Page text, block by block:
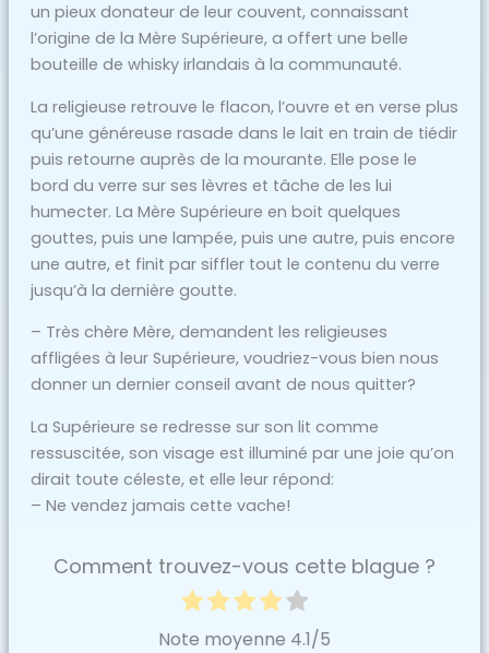
un pieux donateur de leur couvent, connaissant
l’origine de la Mère Supérieure, a offert une belle
bouteille de whisky irlandais à la communauté.
La religieuse retrouve le flacon, l’ouvre et en verse plus
qu’une généreuse rasade dans le lait en train de tiédir
puis retourne auprès de la mourante. Elle pose le
bord du verre sur ses lèvres et tâche de les lui
humecter. La Mère Supérieure en boit quelques
gouttes, puis une lampée, puis une autre, puis encore
une autre, et finit par siffler tout le contenu du verre
jusqu’à la dernière goutte.
– Très chère Mère, demandent les religieuses
affligées à leur Supérieure, voudriez-vous bien nous
donner un dernier conseil avant de nous quitter?
La Supérieure se redresse sur son lit comme
ressuscitée, son visage est illuminé par une joie qu’on
dirait toute céleste, et elle leur répond:
– Ne vendez jamais cette vache!
Comment trouvez-vous cette blague ?
Note moyenne 4.1/5